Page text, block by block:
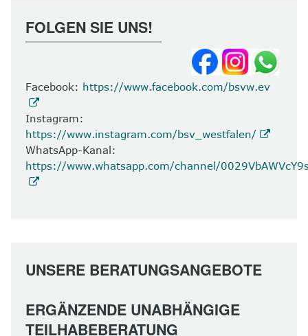
FOLGEN SIE UNS!
Facebook: https://www.facebook.com/bsvw.ev
Instagram:
https://www.instagram.com/bsv_westfalen/
WhatsApp-Kanal:
https://www.whatsapp.com/channel/
UNSERE BERATUNGSANGEBOTE
ERGÄNZENDE UNABHÄNGIGE
TEILHABEBERATUNG